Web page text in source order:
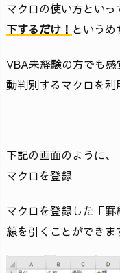
マクロの使い方といっ
下するだけ！ というめ
VBA未経験の方でも
動判別するマクロを利
下記の画面のように
マクロを登録
マクロを登録した「
線を引くことができま